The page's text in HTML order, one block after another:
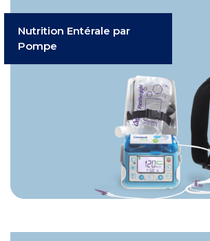
Nutrition Entérale par
Pompe